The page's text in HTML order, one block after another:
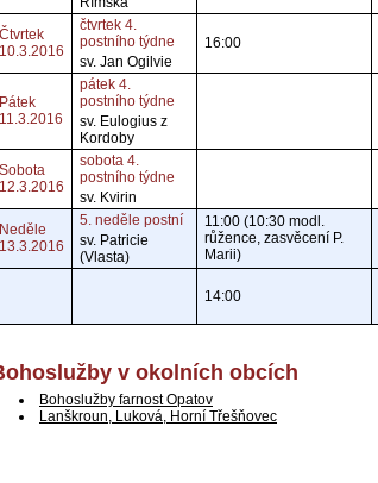
Čtvrtek
10.3.2016
čtvrtek 4.
postního týdne
sv. Jan Ogilvie
16:00
Pátek
11.3.2016
pátek 4.
postního týdne
sv. Eulogius z
Kordoby
Sobota
12.3.2016
sobota 4.
postního týdne
sv. Kvirin
Neděle
13.3.2016
5. neděle postní
sv. Patricie
(Vlasta)
11:00 (10:30 modl.
růžence, zasvěcení P.
Marii)
14:00
v okolních obcích
Bohoslužby farnost Opatov
Lanškroun, Luková, Horní Třešňovec